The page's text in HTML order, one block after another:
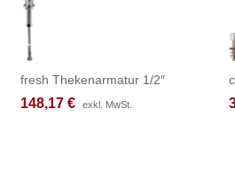
fresh Thekenarmatur 1/2″
148,17 € exkl. MwSt.
148,17 € exkl. MwSt.